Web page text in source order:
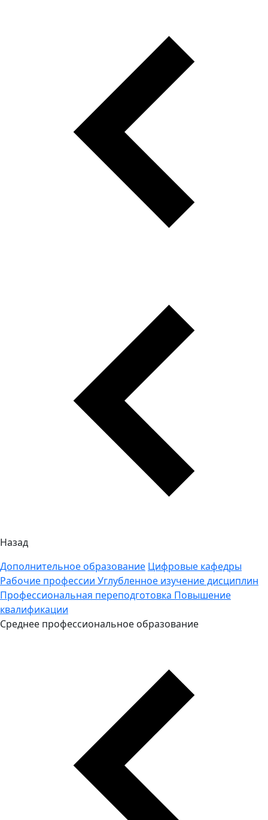
Назад
Дополнительное образование Цифровые кафедры
Рабочие профессии Углубленное изучение дисциплин
Профессиональная переподготовка Повышение
квалификации
Среднее профессиональное образование